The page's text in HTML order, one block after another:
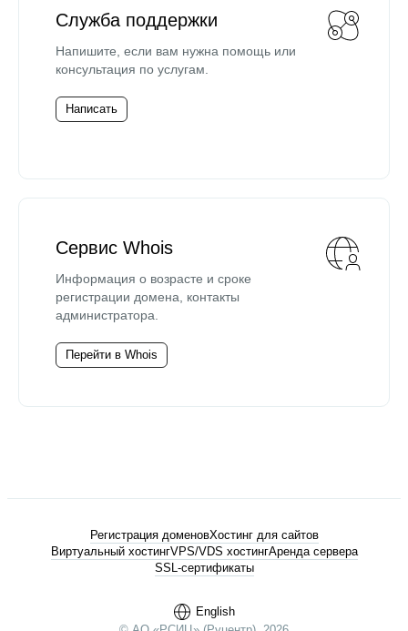
Служба поддержки
Напишите, если вам нужна помощь или
консультация по услугам.
Написать
Сервис Whois
Информация о возрасте и сроке
регистрации домена, контакты
администратора.
Перейти в Whois
English
Регистрация доменовХостинг для сайтов
Виртуальный хостингVPS/VDS хостингАренда сервера
SSL-сертификаты